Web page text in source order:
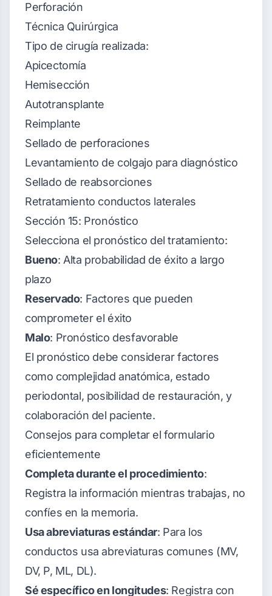
Perforación
Técnica Quirúrgica
Tipo de cirugía realizada:
Apicectomía
Hemisección
Autotransplante
Reimplante
Sellado de perforaciones
Levantamiento de colgajo para diagnóstico
Sellado de reabsorciones
Retratamiento conductos laterales
Sección 15: Pronóstico
Selecciona el pronóstico del tratamiento:
Bueno: Alta probabilidad de éxito a largo
plazo
Reservado: Factores que pueden
comprometer el éxito
Malo: Pronóstico desfavorable
El pronóstico debe considerar factores
como complejidad anatómica, estado
periodontal, posibilidad de restauración, y
colaboración del paciente.
Consejos para completar el formulario
eficientemente
Completa durante el procedimiento:
Registra la información mientras trabajas, no
confíes en la memoria.
Usa abreviaturas estándar: Para los
conductos usa abreviaturas comunes (MV,
DV, P, ML, DL).
Sé específico en longitudes: Registra con